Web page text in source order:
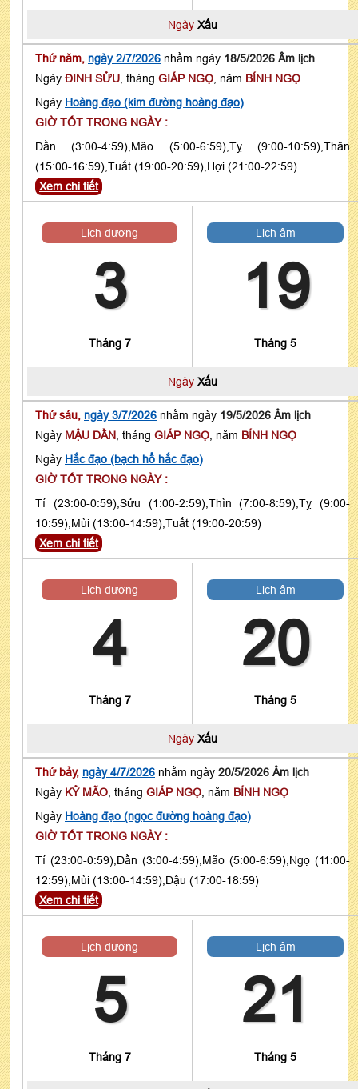
Ngày Xấu
Thứ năm, ngày 2/7/2026 nhằm ngày 18/5/2026 Âm lịch
Ngày ĐINH SỬU , tháng GIÁP NGỌ , năm BÍNH NGỌ
Ngày Hoàng đạo (kim đường hoàng đạo)
GIỜ TỐT TRONG NGÀY :
Dần (3:00-4:59),Mão (5:00-6:59),Tỵ (9:00-10:59),Thân
(15:00-16:59),Tuất (19:00-20:59),Hợi (21:00-22:59)
Xem chi tiết
Lịch dương
3
Tháng 7
Lịch âm
19
Tháng 5
Ngày Xấu
Thứ sáu, ngày 3/7/2026 nhằm ngày 19/5/2026 Âm lịch
Ngày MẬU DẦN , tháng GIÁP NGỌ , năm BÍNH NGỌ
Ngày Hắc đạo (bạch hổ hắc đạo)
GIỜ TỐT TRONG NGÀY :
Tí (23:00-0:59),Sửu (1:00-2:59),Thìn (7:00-8:59),Tỵ (9:00-
10:59),Mùi (13:00-14:59),Tuất (19:00-20:59)
Xem chi tiết
Lịch dương
4
Tháng 7
Lịch âm
20
Tháng 5
Ngày Xấu
Thứ bảy, ngày 4/7/2026 nhằm ngày 20/5/2026 Âm lịch
Ngày KỶ MÃO , tháng GIÁP NGỌ , năm BÍNH NGỌ
Ngày Hoàng đạo (ngọc đường hoàng đạo)
GIỜ TỐT TRONG NGÀY :
Tí (23:00-0:59),Dần (3:00-4:59),Mão (5:00-6:59),Ngọ (11:00-
12:59),Mùi (13:00-14:59),Dậu (17:00-18:59)
Xem chi tiết
Lịch dương
5
Tháng 7
Lịch âm
21
Tháng 5